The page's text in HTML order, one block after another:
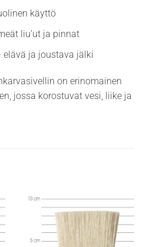
käyttö
liu’ut ja pinnat
elävä ja joustava jälki
on erinomainen
jossa korostuvat vesi, liike ja